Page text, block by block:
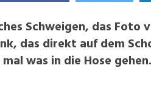
Schweigen, das Foto
das direkt auf dem
mal was in die Hose